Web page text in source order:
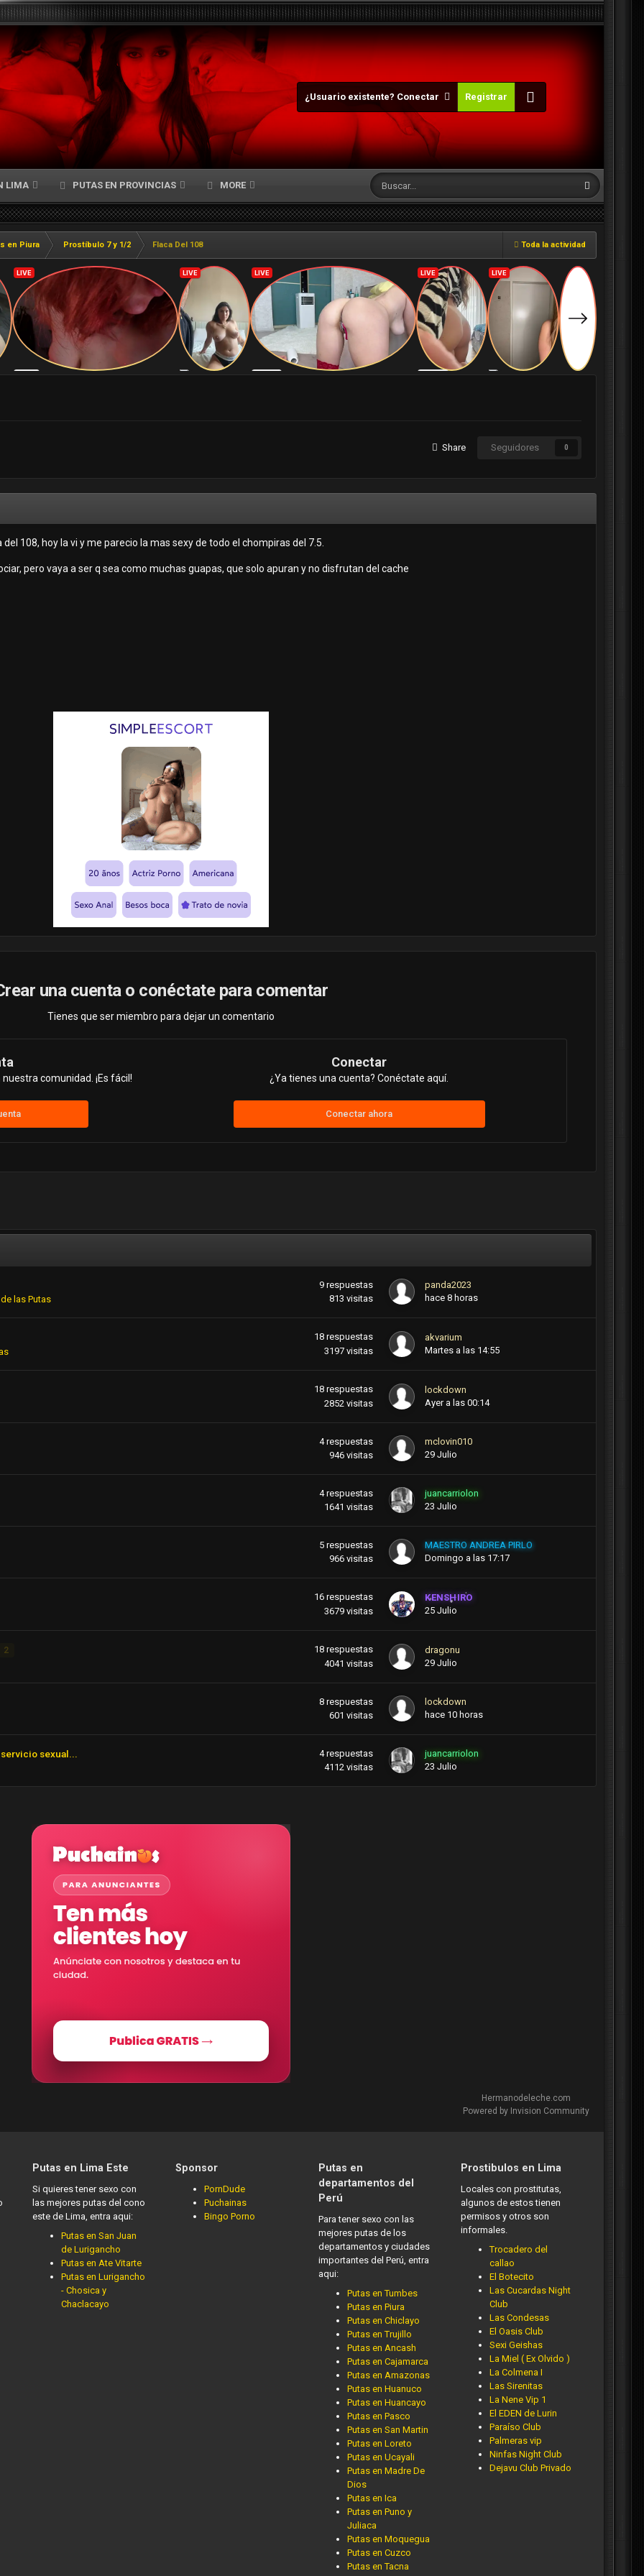
¿Usuario existente? Conectar Registrar
LIMA PUTAS EN PROVINCIAS MORE
Toda la actividad
en Piura Prostíbulo 7 y 1/2 Flaca Del 108
Share Seguidores 0
108, hoy la vi y me parecio la mas sexy de todo el chompiras del 7.5.
pero vaya a ser q sea como muchas guapas, que solo apuran y no disfrutan del cache
una cuenta o conéctate para comentar
Tienes que ser miembro para dejar un comentario
comunidad. ¡Es fácil!
Conectar
¿Ya tienes una cuenta? Conéctate aquí.
Conectar ahora
las Putas
9 respuestas
813 visitas
panda2023
hace 8 horas
18 respuestas
3197 visitas
akvarium
Martes a las 14:55
18 respuestas
2852 visitas
lockdown
Ayer a las 00:14
4 respuestas
946 visitas
mclovin010
29 Julio
4 respuestas
1641 visitas
juancarriolon
23 Julio
5 respuestas
966 visitas
MAESTRO ANDREA PIRLO
Domingo a las 17:17
16 respuestas
3679 visitas
KENSHIRO
25 Julio
2 18 respuestas
4041 visitas
dragonu
29 Julio
8 respuestas
601 visitas
lockdown
hace 10 horas
sexual... 4 respuestas
4112 visitas
juancarriolon
23 Julio
Hermanodeleche.com
Powered by Invision Community
Putas en Lima Este
Si quieres tener sexo con
las mejores putas del cono
este de Lima, entra aqui:
Putas en San Juan
de Lurigancho
Putas en Ate Vitarte
Putas en Lurigancho
- Chosica y
Chaclacayo
Sponsor
PornDude
Puchainas
Bingo Porno
Putas en
departamentos del
Perú
Para tener sexo con las
mejores putas de los
departamentos y ciudades
importantes del Perú, entra
aqui:
Putas en Tumbes
Putas en Piura
Putas en Chiclayo
Putas en Trujillo
Putas en Ancash
Putas en Cajamarca
Putas en Amazonas
Putas en Huanuco
Putas en Huancayo
Putas en Pasco
Putas en San Martin
Putas en Loreto
Putas en Ucayali
Putas en Madre De
Dios
Putas en Ica
Putas en Puno y
Juliaca
Putas en Moquegua
Putas en Cuzco
Putas en Tacna
Prostibulos en Lima
Locales con prostitutas,
algunos de estos tienen
permisos y otros son
informales.
Trocadero del
callao
El Botecito
Las Cucardas Night
Club
Las Condesas
El Oasis Club
Sexi Geishas
La Miel ( Ex Olvido )
La Colmena I
Las Sirenitas
La Nene Vip 1
El EDEN de Lurin
Paraíso Club
Palmeras vip
Ninfas Night Club
Dejavu Club Privado